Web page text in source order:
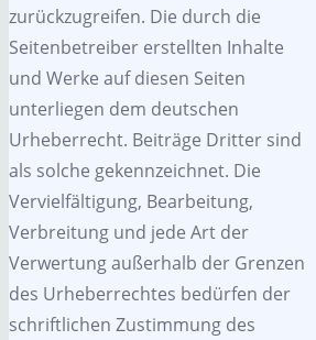
zurückzugreifen. Die durch die
Seitenbetreiber erstellten Inhalte
und Werke auf diesen Seiten
unterliegen dem deutschen
Urheberrecht. Beiträge Dritter sind
als solche gekennzeichnet. Die
Vervielfältigung, Bearbeitung,
Verbreitung und jede Art der
Verwertung außerhalb der Grenzen
des Urheberrechtes bedürfen der
schriftlichen Zustimmung des